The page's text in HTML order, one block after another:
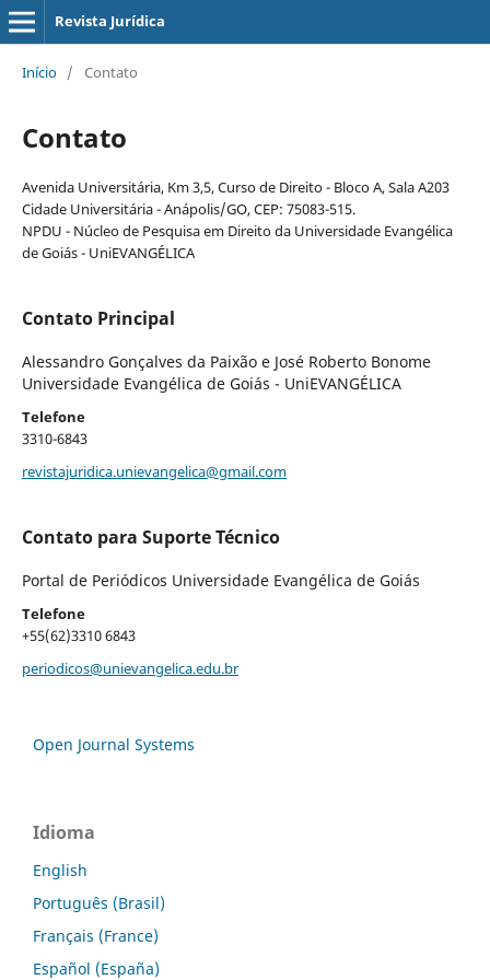
Revista Jurídica
Início / Contato
Contato
Avenida Universitária, Km 3,5, Curso de Direito - Bloco A, Sala A203
Cidade Universitária - Anápolis/GO, CEP: 75083-515.
NPDU - Núcleo de Pesquisa em Direito da Universidade Evangélica
de Goiás - UniEVANGÉLICA
Contato Principal
Alessandro Gonçalves da Paixão e José Roberto Bonome
Universidade Evangélica de Goiás - UniEVANGÉLICA
Telefone
3310-6843
revistajuridica.unievangelica@gmail.com
Contato para Suporte Técnico
Portal de Periódicos Universidade Evangélica de Goiás
Telefone
+55(62)3310 6843
periodicos@unievangelica.edu.br
Open Journal Systems
Idioma
English
Português (Brasil)
Français (France)
Español (España)